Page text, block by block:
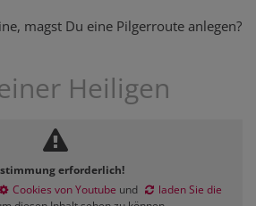
magst Du eine Pilgerroute anlegen?
Heiligen
erforderlich!
Cookies von Youtube und
laden Sie die